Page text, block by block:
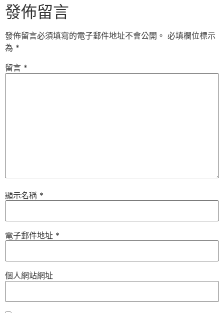
發佈留言
發佈留言必須填寫的電子郵件地址不會公開。 必填欄位標示
為 *
留言 *
顯示名稱 *
電子郵件地址 *
個人網站網址